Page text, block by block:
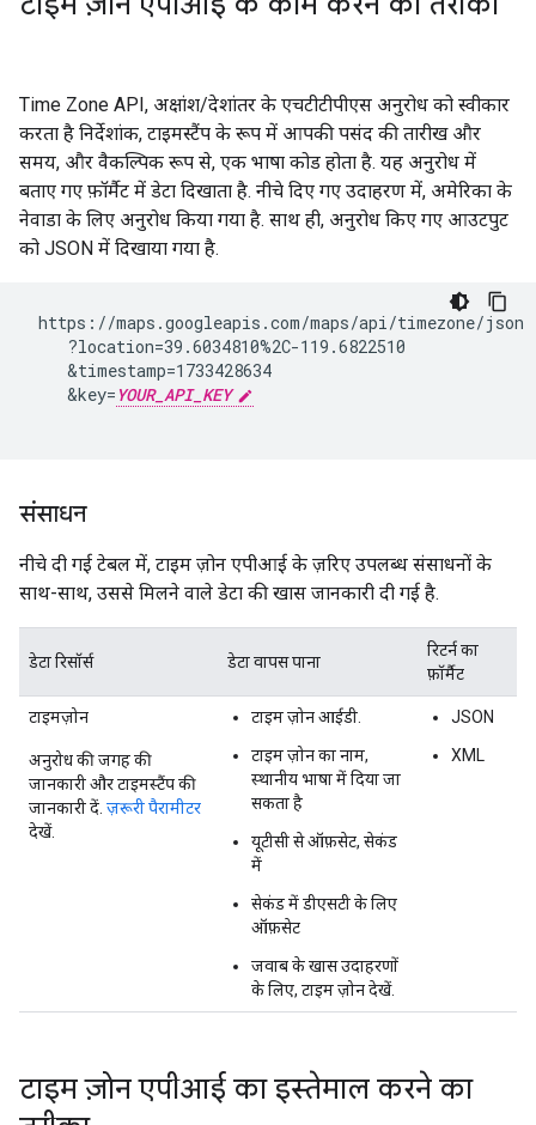
Time Zone API, अक्षांश/देशांतर के एचटीटीपीएस अनुरोध को स्वीकार
करता है निर्देशांक, टाइमस्टैंप के रूप में आपकी पसंद की तारीख और
समय, और वैकल्पिक रूप से, एक भाषा कोड होता है. यह अनुरोध में
बताए गए फ़ॉर्मैट में डेटा दिखाता है. नीचे दिए गए उदाहरण में, अमेरिका के
नेवाडा के लिए अनुरोध किया गया है. साथ ही, अनुरोध किए गए आउटपुट
को JSON में दिखाया गया है.
https://maps.googleapis.com/maps/api/timezone/json
    ?location=39.6034810%2C-119.6822510
    &timestamp=1733428634
    &key=
YOUR_API_KEY
संसाधन
नीचे दी गई टेबल में, टाइम ज़ोन एपीआई के ज़रिए उपलब्ध संसाधनों के
साथ-साथ, उससे मिलने वाले डेटा की खास जानकारी दी गई है.
डेटा रिसॉर्स डेटा वापस पाना
रिटर्न का
फ़ॉर्मैट
टाइमज़ोन
अनुरोध की जगह की
जानकारी और टाइमस्टैंप की
जानकारी दें. ज़रूरी पैरामीटर
देखें.
टाइम ज़ोन आईडी.
टाइम ज़ोन का नाम,
स्थानीय भाषा में दिया जा
सकता है
यूटीसी से ऑफ़सेट, सेकंड
में
सेकंड में डीएसटी के लिए
ऑफ़सेट
जवाब के खास उदाहरणों
के लिए, टाइम ज़ोन देखें.
JSON
XML
टाइम ज़ोन एपीआई का इस्तेमाल करने का